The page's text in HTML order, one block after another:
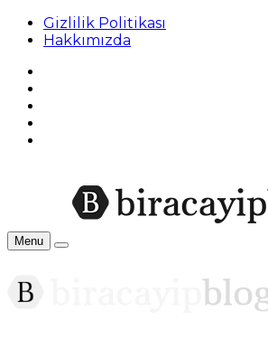
Gizlilik Politikası
Hakkımızda
Menu